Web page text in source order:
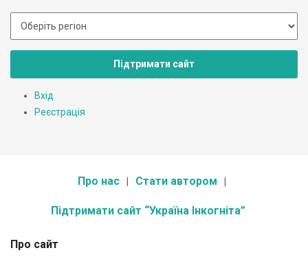
Підтримати сайт
Вхід
Реєстрація
Про нас Стати автором
Підтримати сайт “Україна Інкогніта”
Про сайт